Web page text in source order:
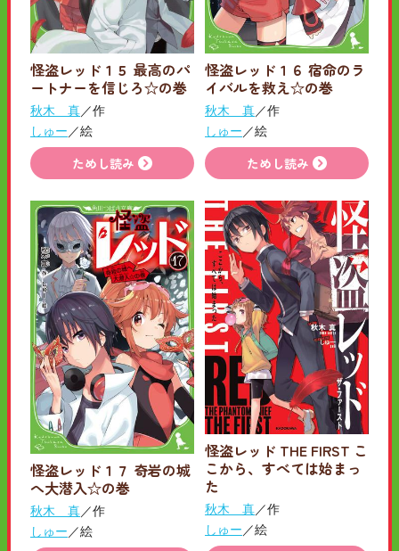
怪盗レッド１５ 最高のパ
ートナーを信じろ☆の巻
秋木 真／作
しゅー ／絵
ためし読み
怪盗レッド１６ 宿命のラ
イバルを救え☆の巻
秋木 真／作
しゅー ／絵
ためし読み
怪盗レッド１７ 奇岩の城
へ大潜入☆の巻
秋木 真／作
しゅー ／絵
怪盗レッド THE FIRST こ
こから、すべては始まっ
た
秋木 真／作
しゅー ／絵